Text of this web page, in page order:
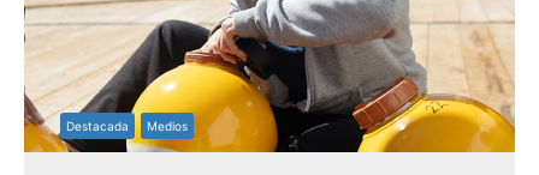
Destacada Medios